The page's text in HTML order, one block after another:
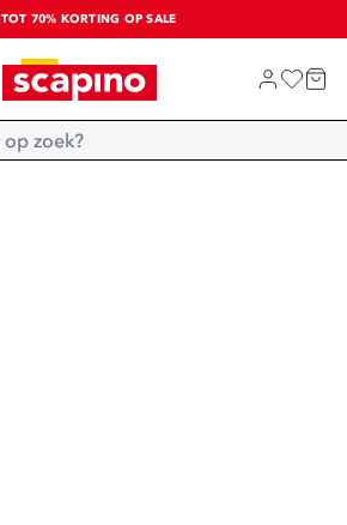
TOT 70% KORTING OP SALE
SALE: LAATSTE KANS!
SHOP NIEUW
Home